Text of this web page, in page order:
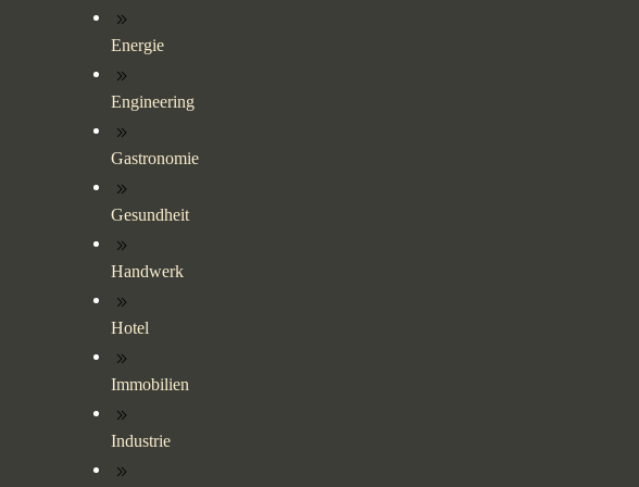
Energie
Engineering
Gastronomie
Gesundheit
Handwerk
Hotel
Immobilien
Industrie